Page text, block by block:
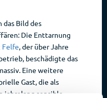
das Bild des
Die Enttarnung
Felfe, der über Jahre
beschädigte das
Eine weitere
Gast, die als
jahrelang sensible